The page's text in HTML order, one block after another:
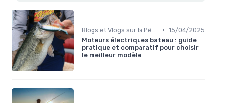
• 15/04/2025
Moteurs électriques bateau : guide
pratique et comparatif pour choisir
le meilleur modèle